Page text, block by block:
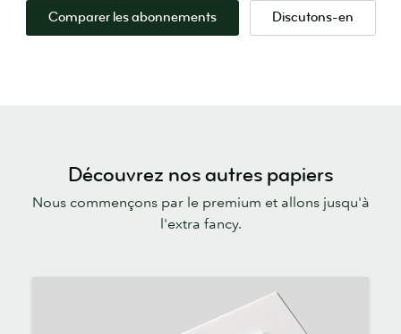
Comparer les abonnements Discutons-en
Découvrez nos autres papiers
Nous commençons par le premium et allons jusqu'à
l'extra fancy.